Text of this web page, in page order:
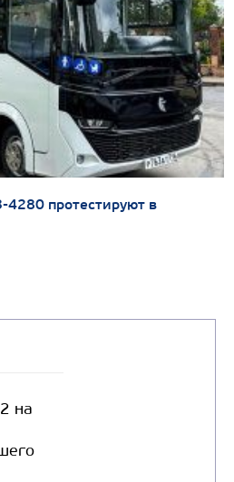
протестируют в
на